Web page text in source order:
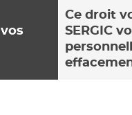
Ce droit
SERGIC